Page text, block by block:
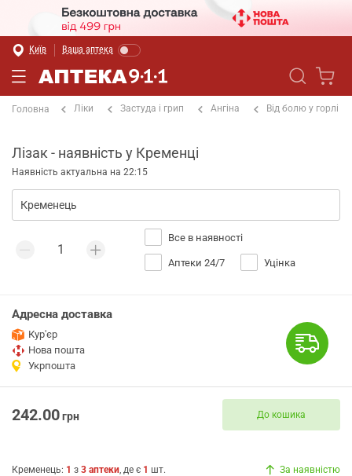
Київ Ваша аптека
Головна Ліки Застуда і грип Ангіна Від болю у горлі
Лізак - наявність у Кременці
Наявність актуальна на 22:15
Все в наявності
Аптеки 24/7 Уцінка
Адресна доставка
Кур'єр
Нова пошта
Укрпошта
242.00грн До кошика
Кременець: 1 з 3 аптеки, де є 1 шт. За наявністю